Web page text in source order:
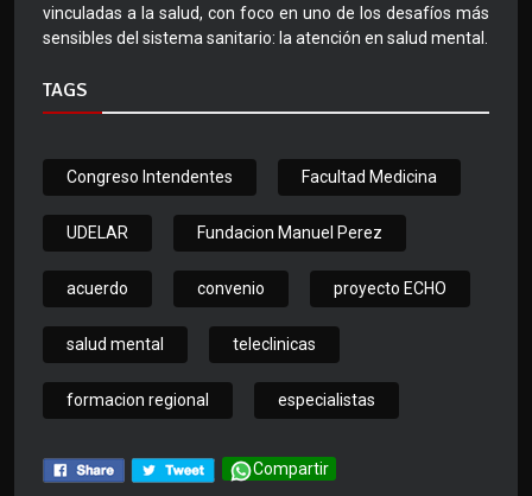
vinculadas a la salud, con foco en uno de los desafíos más
sensibles del sistema sanitario: la atención en salud mental.
TAGS
Congreso Intendentes Facultad Medicina
UDELAR Fundacion Manuel Perez
acuerdo convenio proyecto ECHO
salud mental teleclinicas
formacion regional especialistas
Compartir